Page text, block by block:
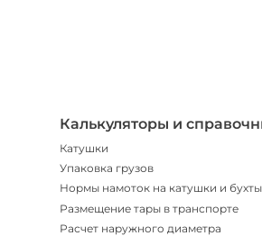
Калькуляторы и
Катушки
Упаковка грузов
Нормы намоток на катушки и бухты
Размещение тары в транспорте
Расчет наружного диаметра